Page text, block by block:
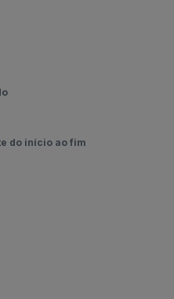
do início ao fim